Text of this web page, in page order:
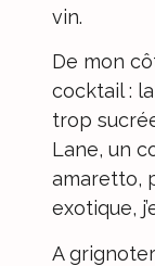
vin.
De mon
cocktail :
trop
Lane, un
amaretto,
exotique,
A